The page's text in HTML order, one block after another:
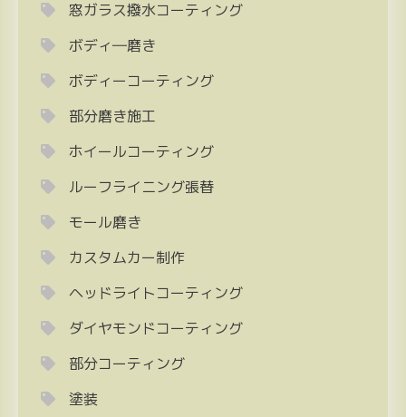
窓ガラス撥水コーティング
ボディ―磨き
ボディーコーティング
部分磨き施工
ホイールコーティング
ルーフライニング張替
モール磨き
カスタムカー制作
ヘッドライトコーティング
ダイヤモンドコーティング
部分コーティング
塗装